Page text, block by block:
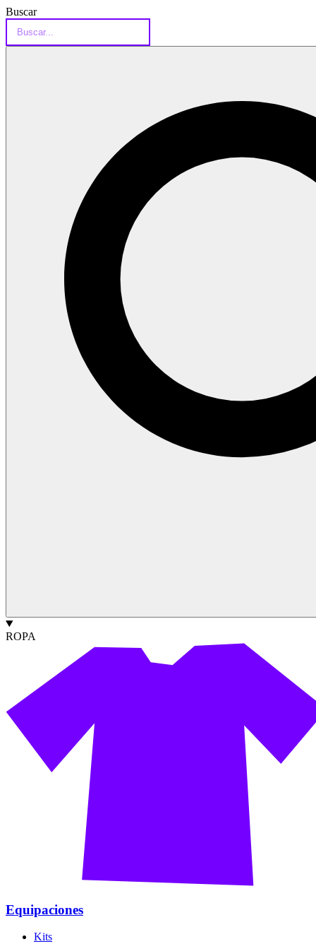
Buscar
ROPA
Equipaciones
Kits